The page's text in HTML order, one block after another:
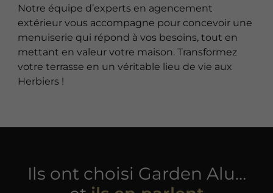
Notre équipe d’experts en agencement
extérieur vous accompagne pour concevoir une
menuiserie qui répond à vos besoins, tout en
mettant en valeur votre maison. Transformez
votre terrasse en un véritable lieu de vie aux
Herbiers !
Ils ont choisi Garden Alu…